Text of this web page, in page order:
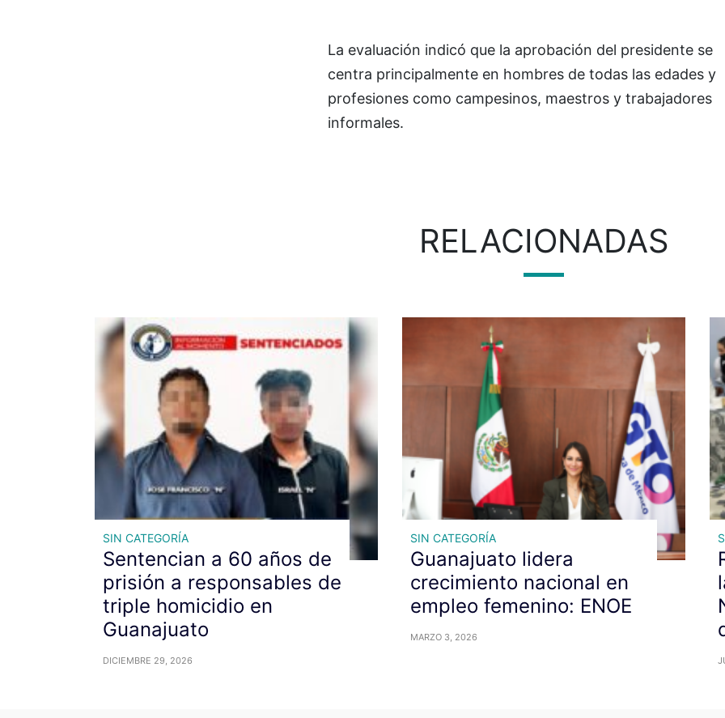
La evaluación indicó que la aprobación del presidente se
centra principalmente en hombres de todas las edades y
profesiones como campesinos, maestros y trabajadores
informales.
RELACIONADAS
SIN CATEGORÍA
Sentencian a 60 años de
prisión a responsables de
triple homicidio en
Guanajuato
DICIEMBRE 29, 2026
SIN CATEGORÍA
Guanajuato lidera
crecimiento nacional en
empleo femenino: ENOE
MARZO 3, 2026